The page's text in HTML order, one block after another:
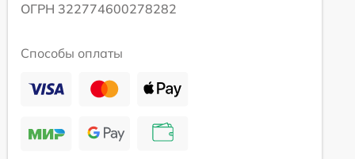
ОГРН 322774600278282
Способы оплаты